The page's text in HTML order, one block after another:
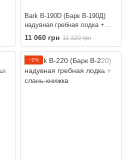
Bark B-190D (Барк В-190Д)
надувная гребная лодка +
слань-книжка
11 060 грн 11 320 грн
−2%